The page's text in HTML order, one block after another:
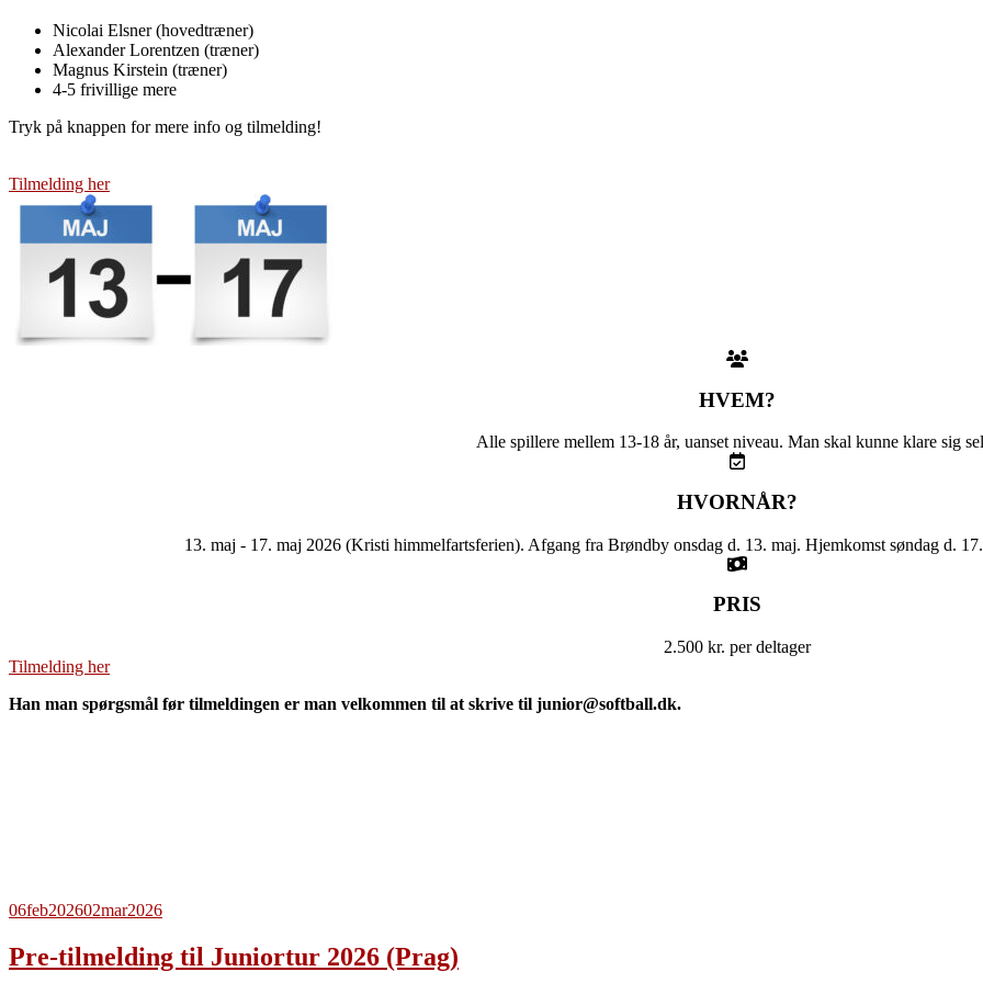
Nicolai Elsner (hovedtræner)
Alexander Lorentzen (træner)
Magnus Kirstein (træner)
4-5 frivillige mere
Tryk på knappen for mere info og tilmelding!
Tilmelding her
HVEM?
Alle spillere mellem 13-18 år, uanset niveau. Man skal kunne klare sig
HVORNÅR?
13. maj - 17. maj 2026 (Kristi himmelfartsferien). Afgang fra Brøndby onsdag d. 13. maj. Hjemkomst søndag d.
PRIS
2.500 kr. per deltager
Tilmelding her
Han man spørgsmål før tilmeldingen er man velkommen til at skrive til junior@softball.dk.
06feb202602mar2026
Pre-tilmelding til Juniortur 2026 (Prag)